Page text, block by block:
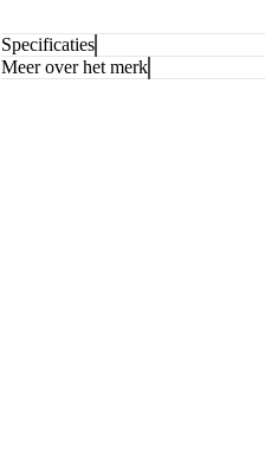
Specificaties
Meer over het merk